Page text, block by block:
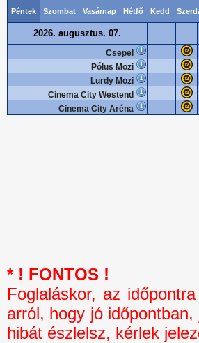
Péntek Szombat Vasárnap Hétfő Kedd
2026. augusztus. 07.
Csepel
Pólus Mozi
Lurdy Mozi
Cinema City Westend
Cinema City Aréna
* ! FONTOS !
Foglaláskor, az
arról, hogy jó
hibát észlelsz, kérlek